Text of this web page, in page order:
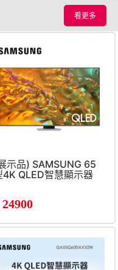
看更多
示品) SAMSUNG 65
4K QLED智慧顯示器
24900